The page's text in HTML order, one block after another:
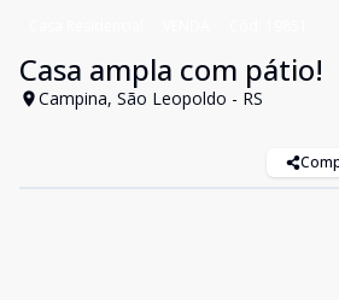
Casa ampla com pátio!
Campina, São Leopoldo - RS